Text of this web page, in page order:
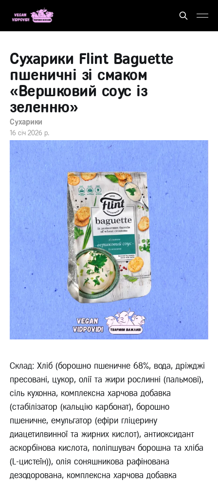
Сухарики Flint Baguette
пшеничні зі смаком
«Вершковий соус із
зеленню»
Сухарики
16 січ 2026 р.
Склад: Хліб (борошно пшеничне 68%, вода, дріжджі
пресовані, цукор, олії та жири рослинні (пальмові),
сіль кухонна, комплексна харчова добавка
(стабілізатор (кальцію карбонат), борошно
пшеничне, емульгатор (ефіри гліцерину
диацетилвинної та жирних кислот), антиоксидант
аскорбінова кислота, поліпшувач борошна та хліба
(L-цистеїн)), олія соняшникова рафінована
дезодорована, комплексна харчова добавка